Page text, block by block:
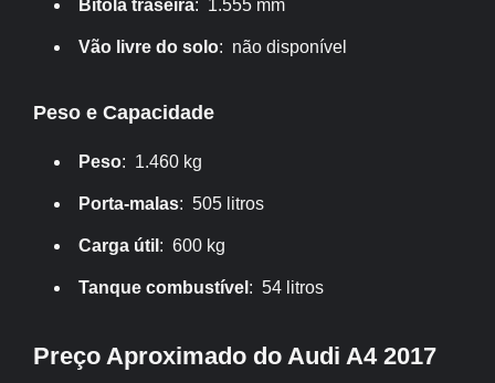
Bitola traseira: 1.555 mm
Vão livre do solo: não disponível
Peso e Capacidade
Peso: 1.460 kg
Porta-malas: 505 litros
Carga útil : 600 kg
Tanque combustível : 54 litros
Preço Aproximado do Audi A4 2017